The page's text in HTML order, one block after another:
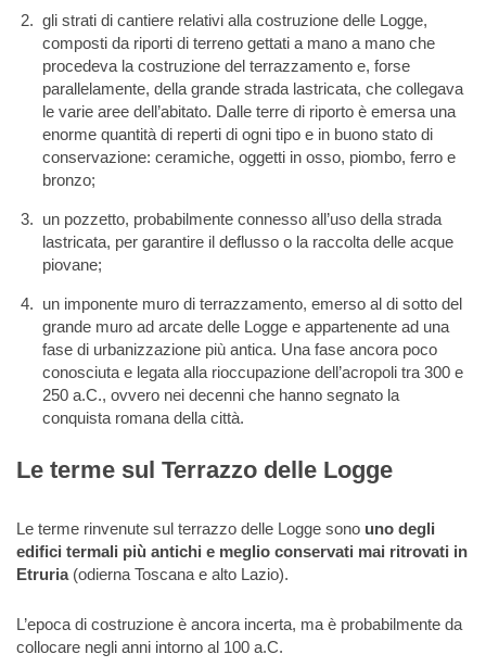
gli strati di cantiere relativi alla costruzione delle Logge,
composti da riporti di terreno gettati a mano a mano che
procedeva la costruzione del terrazzamento e, forse
parallelamente, della grande strada lastricata, che collegava
le varie aree dell’abitato. Dalle terre di riporto è emersa una
enorme quantità di reperti di ogni tipo e in buono stato di
conservazione: ceramiche, oggetti in osso, piombo, ferro e
bronzo;
un pozzetto, probabilmente connesso all’uso della strada
lastricata, per garantire il deflusso o la raccolta delle acque
piovane;
un imponente muro di terrazzamento, emerso al di sotto del
grande muro ad arcate delle Logge e appartenente ad una
fase di urbanizzazione più antica. Una fase ancora poco
conosciuta e legata alla rioccupazione dell’acropoli tra 300 e
250 a.C., ovvero nei decenni che hanno segnato la
conquista romana della città.
Le terme sul Terrazzo delle Logge
Le terme rinvenute sul terrazzo delle Logge sono uno degli
edifici termali più antichi e meglio conservati mai ritrovati in
Etruria(odierna Toscana e alto Lazio).
L’epoca di costruzione è ancora incerta, ma è probabilmente da
collocare negli anni intorno al 100 a.C.